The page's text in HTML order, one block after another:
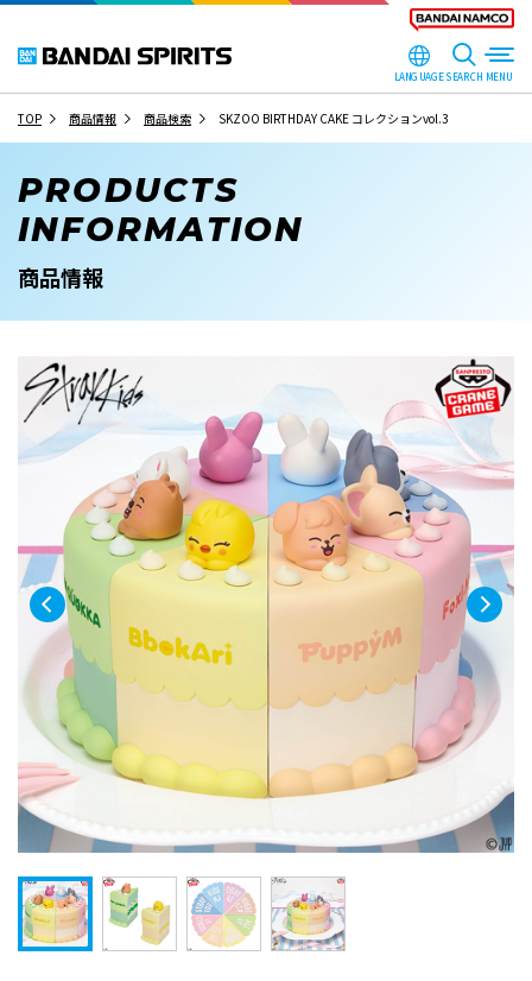
LANGUAGESEARCH
TOP 商品情報 商品検索 SKZOO BIRTHDAY CAKE コレクションvol.3
PRODUCTS
INFORMATION
商品情報